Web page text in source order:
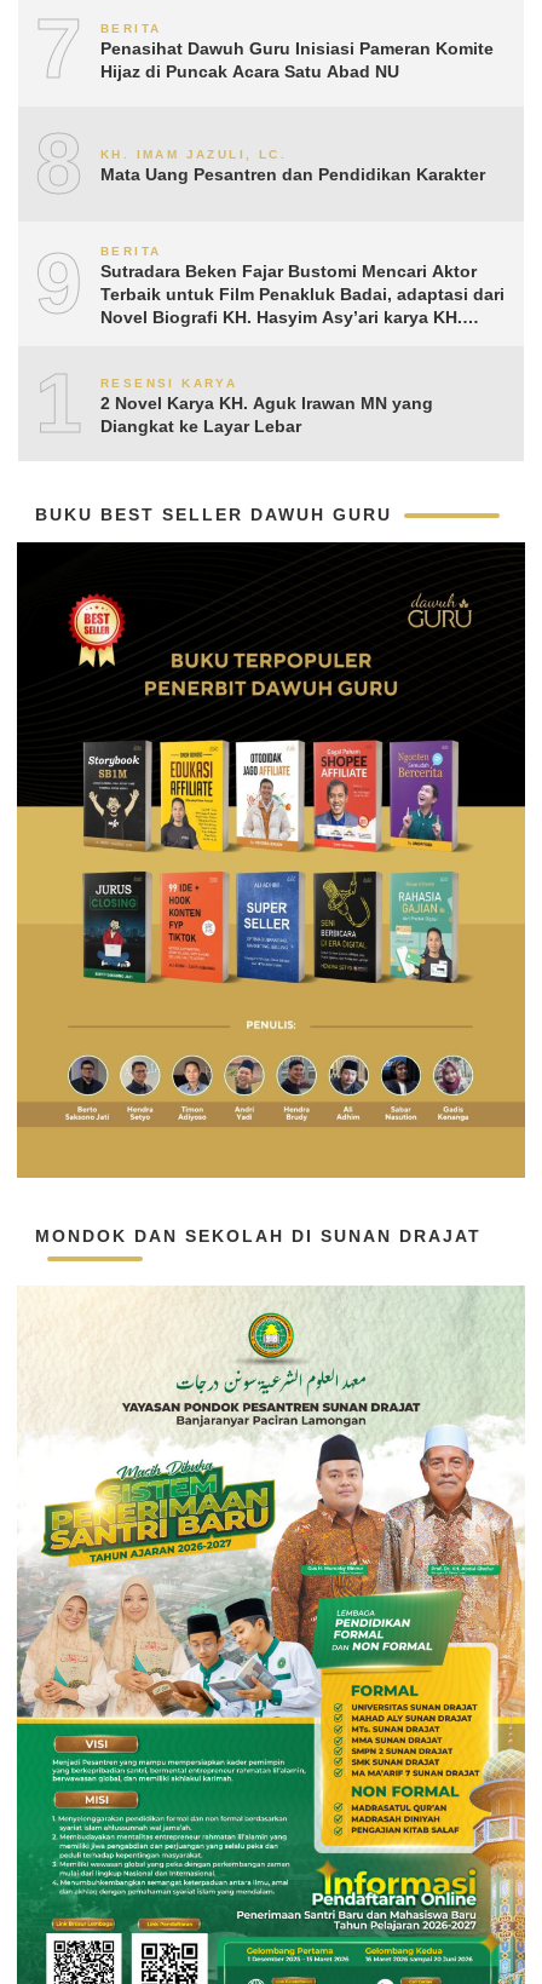
7 BERITA
Penasihat Dawuh Guru Inisiasi Pameran Komite
Hijaz di Puncak Acara Satu Abad NU
8 KH. IMAM JAZULI, LC.
Mata Uang Pesantren dan Pendidikan Karakter
9 BERITA
Sutradara Beken Fajar Bustomi Mencari Aktor
Terbaik untuk Film Penakluk Badai, adaptasi dari
Novel Biografi KH. Hasyim Asy’ari karya KH.
10RESENSI KARYA
2 Novel Karya KH. Aguk Irawan MN yang
Diangkat ke Layar Lebar
BUKU BEST SELLER DAWUH GURU
MONDOK DAN SEKOLAH DI SUNAN DRAJAT